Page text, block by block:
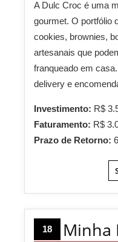
A Dulc Croc é uma
gourmet. O portfólio
cookies, brownies,
artesanais que
franqueado em
delivery e
Investimento: R$
Faturamento: R$
Prazo de Retorno:
18 Minha